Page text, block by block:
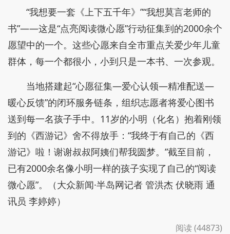
“我想要一套《上下五千年》”“我想莫言老师的
书”——这是“点亮阅读微心愿”行动征集到的2000余个
愿望中的一个。这些心愿来自全市重点关爱少年儿童
群体，每一个都很小，小到只是一本书、一次参观。
当地搭建起“心愿征集—爱心认领—精准配送—
暖心反馈”的闭环服务链条，组织志愿者将爱心图书
送到每一名孩子手中。11岁的小明（化名）抱着刚领
到的《西游记》舍不得放手：“我终于有自己的《西
游记》啦！谢谢叔叔阿姨们帮我圆梦。”截至目前，
已有2000余名像小明一样的孩子实现了自己的“阅读
微心愿”。（大众新闻·半岛网记者 管洪杰 伏晓雨 通
讯员 李婷婷）
阅读 (44873)